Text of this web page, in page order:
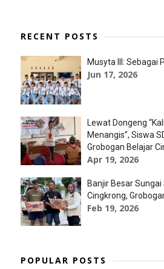
RECENT POSTS
Musyta III: Sebagai
Jun 17, 2026
Lewat Dongeng
Menangis”, Siswa
Grobogan Belajar
Apr 19, 2026
Banjir Besar
Cingkrong,
Feb 19, 2026
POPULAR POSTS